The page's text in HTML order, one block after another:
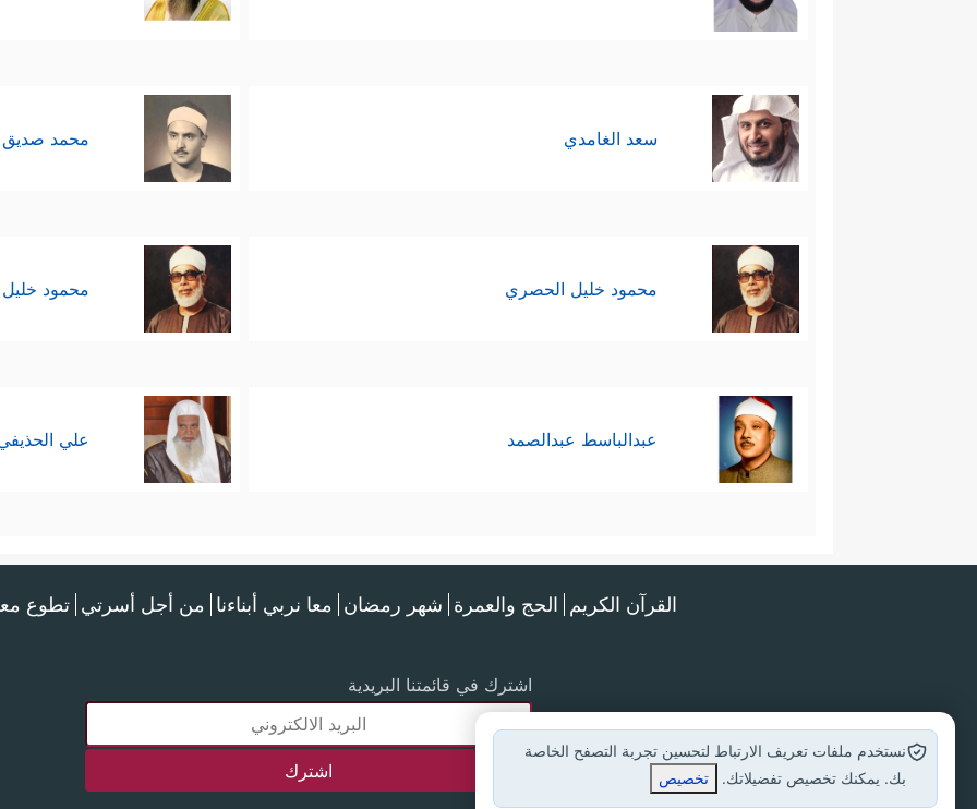
سعد الغامدي محمد صديق
محمود خليل الحصري محمود
عبدالباسط عبدالصمد علي
القرآن الكريم الحج والعمرة شهر رمضان معا نربي أبناءنا من أجل أسرتي تطوع
اشترك في قائمتنا البريدية
نستخدم ملفات تعريف الارتباط لتحسين تجربة التصفح الخاصة
بك. يمكنك تخصيص تفضيلاتك.
تخصيص